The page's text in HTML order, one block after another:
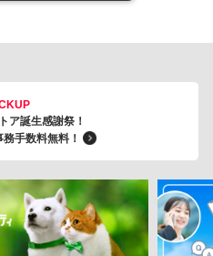
ア誕生感謝祭！
務手数料無料！